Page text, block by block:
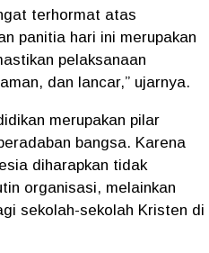
terhormat atas
panitia hari ini merupakan
pelaksanaan
dan lancar,” ujarnya.
merupakan pilar
bangsa. Karena
diharapkan tidak
organisasi, melainkan
sekolah-sekolah Kristen di